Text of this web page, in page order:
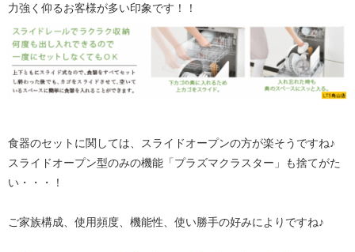
力強く仰るお客様が多い印象です！！
食器のセットに関しては、スライドオープンの方が楽そうですね♪
スライドオープン型のみの機能「プラズマクラスター」も捨てがた
い・・・！
ご家族構成、使用頻度、機能性、使い勝手の好みによりですね♪